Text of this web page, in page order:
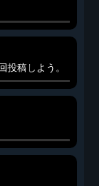
稿しよう。